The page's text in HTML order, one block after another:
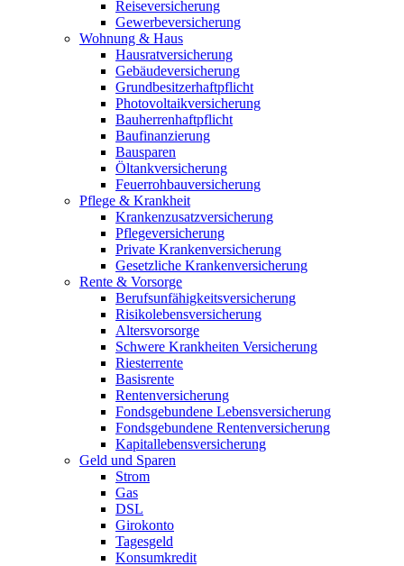
Reiseversicherung
Gewerbeversicherung
Wohnung & Haus
Hausratversicherung
Gebäudeversicherung
Grundbesitzerhaftpflicht
Photovoltaikversicherung
Bauherrenhaftpflicht
Baufinanzierung
Bausparen
Öltankversicherung
Feuerrohbauversicherung
Pflege & Krankheit
Krankenzusatzversicherung
Pflegeversicherung
Private Krankenversicherung
Gesetzliche Krankenversicherung
Rente & Vorsorge
Berufs­unfähigkeitsversicherung
Risikolebensversicherung
Altersvorsorge
Schwere Krankheiten Versicherung
Riesterrente
Basisrente
Rentenversicherung
Fondsgebundene Lebensversicherung
Fondsgebundene Rentenversicherung
Kapitallebensversicherung
Geld und Sparen
Strom
Gas
DSL
Girokonto
Tagesgeld
Konsumkredit